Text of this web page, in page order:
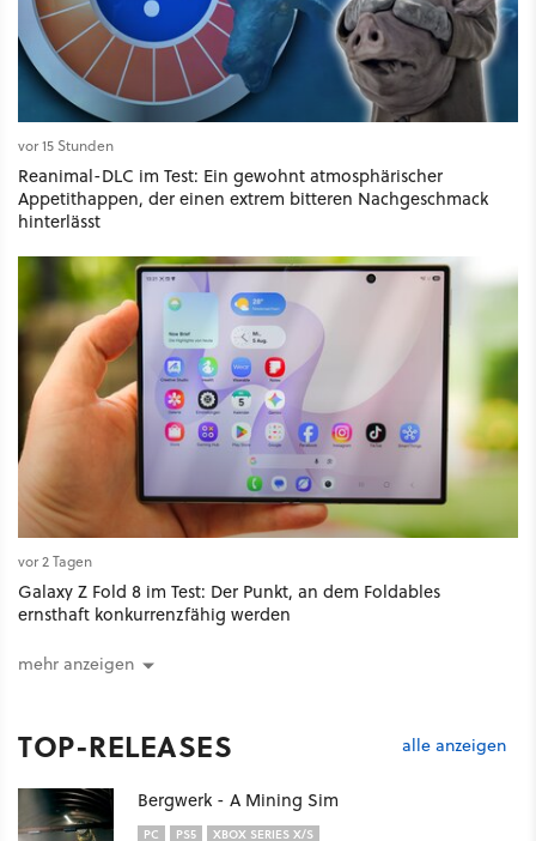
vor 15 Stunden
Reanimal-DLC im Test: Ein gewohnt atmosphärischer
Appetithappen, der einen extrem bitteren Nachgeschmack
hinterlässt
vor 2 Tagen
Galaxy Z Fold 8 im Test: Der Punkt, an dem Foldables
ernsthaft konkurrenzfähig werden
mehr anzeigen
TOP-RELEASES alle anzeigen
Bergwerk - A Mining Sim
PC PS5 XBOX SERIES X/S